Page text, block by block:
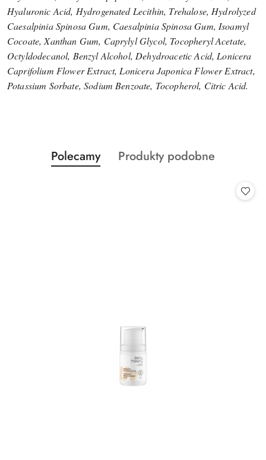
Hyaluronic Acid, Hydrogenated Lecithin, Trehalose, Hydrolyzed
Caesalpinia Spinosa Gum, Caesalpinia Spinosa Gum, Isoamyl
Cocoate, Xanthan Gum, Caprylyl Glycol, Tocopheryl Acetate,
Octyldodecanol, Benzyl Alcohol, Dehydroacetic Acid, Lonicera
Caprifolium Flower Extract, Lonicera Japonica Flower Extract,
Potassium Sorbate, Sodium Benzoate, Tocopherol, Citric Acid.
Pomiń karuzelę produktów
Produkty
o
Polecamy
Produkty
Produkty podobne